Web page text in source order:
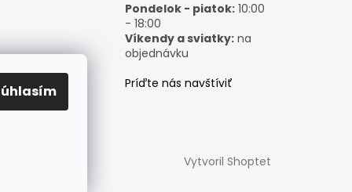
Pondelok - piatok: 10:00
- 18:00
Víkendy a sviatky: na
objednávku
Príďte nás navštíviť
Vytvoril Shoptet